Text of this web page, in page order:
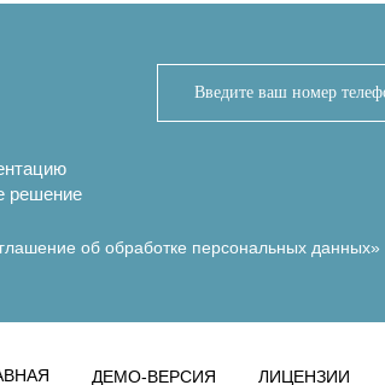
решение
об обработке персональных данных»
ДЕМО-ВЕРСИЯ ЛИЦЕНЗИИ